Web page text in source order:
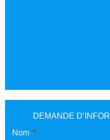
DEMANDE
Nom